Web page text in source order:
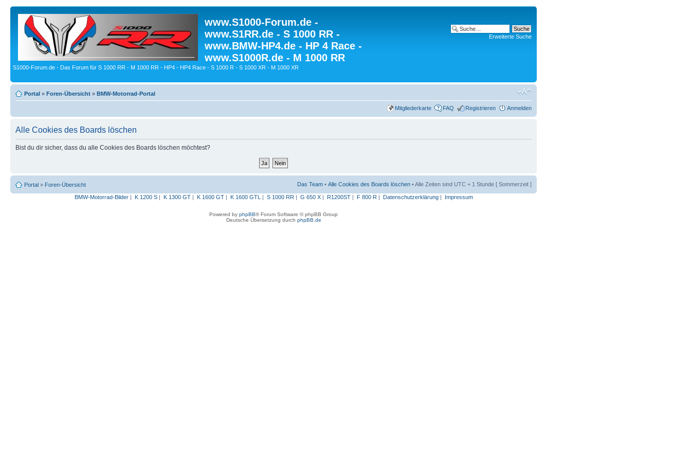
www.S1000-Forum.de -
www.S1RR.de - S 1000 RR -
www.BMW-HP4.de - HP 4 Race -
www.S1000R.de - M 1000 RR
S1000-Forum.de - Das Forum für S 1000 RR - M 1000 RR - HP4 - HP4 Race - S 1000 R - S 1000 XR - M 1000 XR
Erweiterte Suche
Portal » Foren-Übersicht » BMW-Motorrad-Portal
Mitgliederkarte FAQ Registrieren Anmelden
Alle Cookies des Boards löschen
Bist du dir sicher, dass du alle Cookies des Boards löschen möchtest?
Portal » Foren-Übersicht Das Team • Alle Cookies des Boards löschen • Alle Zeiten sind UTC + 1 Stunde [ Sommerzeit ]
BMW-Motorrad-Bilder| K 1200 S| K 1300 GT| K 1600 GT| K 1600 GTL | S 1000 RR | G 650 X| R1200ST| F 800 R | Datenschutzerklärung| Impressum
Powered by phpBB® Forum Software © phpBB Group
Deutsche Übersetzung durch phpBB.de